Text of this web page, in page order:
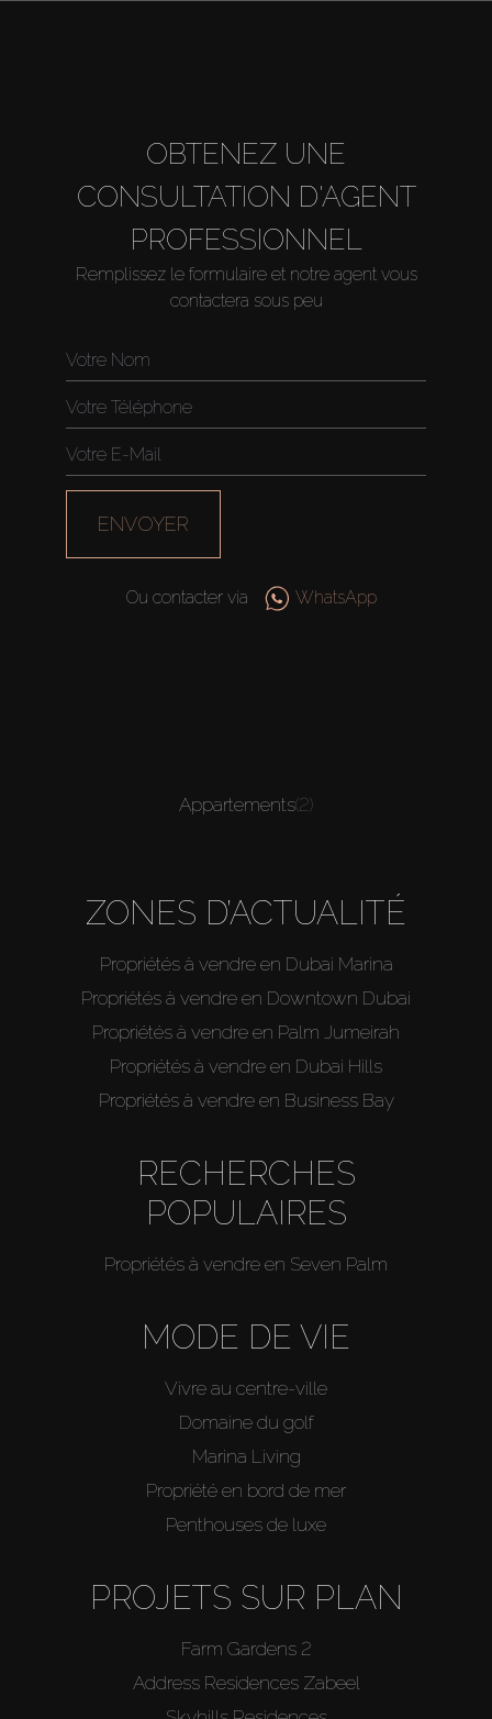
OBTENEZ UNE
CONSULTATION D'AGENT
PROFESSIONNEL
Remplissez le formulaire et notre agent vous
contactera sous peu
ENVOYER
Ou contacter via WhatsApp
Appartements(2)
ZONES D’ACTUALITÉ
Propriétés à vendre en Dubai Marina
Propriétés à vendre en Downtown Dubai
Propriétés à vendre en Palm Jumeirah
Propriétés à vendre en Dubai Hills
Propriétés à vendre en Business Bay
RECHERCHES
POPULAIRES
Propriétés à vendre en Seven Palm
MODE DE VIE
Vivre au centre-ville
Domaine du golf
Marina Living
Propriété en bord de mer
Penthouses de luxe
PROJETS SUR PLAN
Farm Gardens 2
Address Residences Zabeel